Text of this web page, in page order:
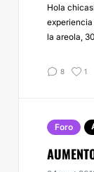
Hola
la areola,
8 1
Foro